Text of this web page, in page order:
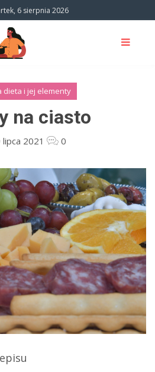
6 sierpnia 2026
dieta i jej elementy
na ciasto
lipca 2021 0